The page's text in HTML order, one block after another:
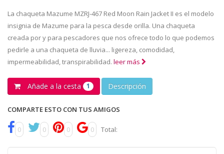
La chaqueta Mazume MZRJ-467 Red Moon Rain Jacket II es el modelo
insignia de Mazume para la pesca desde orilla. Una chaqueta
creada por y para pescadores que nos ofrece todo lo que podemos
pedirle a una chaqueta de lluvia... ligereza, comodidad,
impermeabilidad, transpirabilidad. leer más
Añade a la cesta 1 Descripción
COMPARTE ESTO CON TUS AMIGOS
0 0 0 0 Total: